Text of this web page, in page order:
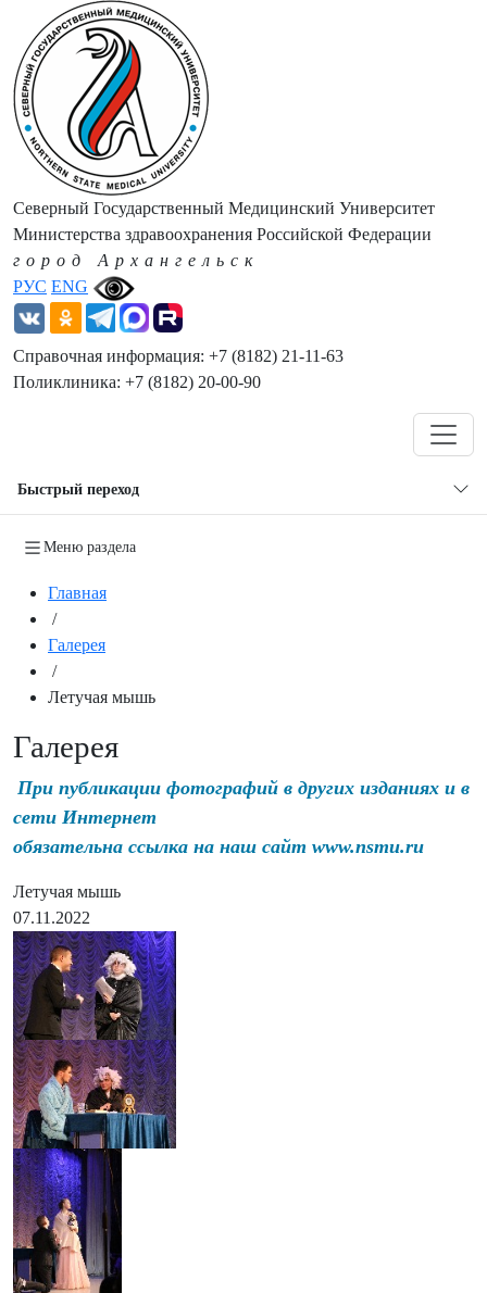
РУС ENG
Северный Государственный Медицинский Университет
Министерства здравоохранения Российской Федерации
город Архангельск
Справочная информация: +7 (8182) 21-11-63
Поликлиника: +7 (8182) 20-00-90
Быстрый переход
Меню раздела
Главная
/
Галерея
/
Летучая мышь
Галерея
При публикации фотографий в других изданиях и в
сети Интернет
обязательна ссылка на наш сайт www.nsmu.ru
Летучая мышь
07.11.2022